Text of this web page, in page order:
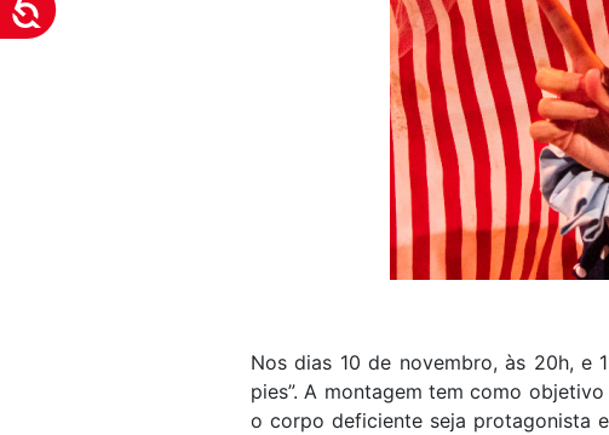
para
abrir
Acessibilidade
Nos dias 10 de novembro, às 20h, e
pies”. A montagem tem como
o corpo deficiente seja protagonista